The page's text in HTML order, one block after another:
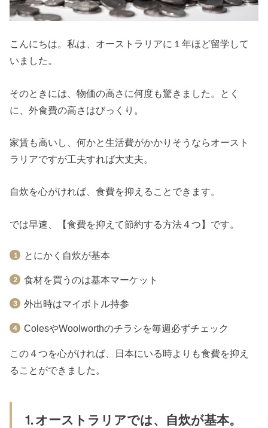
こんにちは。私は、オーストラリアに１年ほど留学して
いました。
そのときには、物価の高さに何度も驚きました。とく
に、外食費の高さはびっくり。
家賃も高いし、何かと生活費がかかりそうならオースト
ラリアですが工夫すれば大丈夫。
自炊を心がければ、食費を抑えることできます。
では早速、【食費を抑えて節約する方法４つ】です。
とにかく自炊が基本
食材を買うのは基本マーケット
外出時はマイボトル持参
ColesやWoolworthのチラシを毎週必ずチェック
この４つを心がければ、日本にいる時よりも食費を抑え
ることができました。
⒈オーストラリアでは、自炊が基本。